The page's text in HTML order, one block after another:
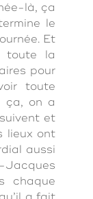
là, ça
le
Et
toute la
pour
toute
ça, on a
et
lieux ont
aussi
chaque